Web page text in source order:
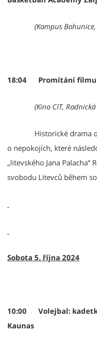
(Kampus Bohunice,
18:04 Promítání filmu
(Kino CIT, Radnická
Historické drama o
o nepokojích, které
„litevského Jana Palacha“
svobodu Litevců během
Sobota 5. října 2024
10:00 Volejbal:
Kaunas